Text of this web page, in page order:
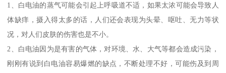
1、白电油的蒸气可能会引起上呼吸道不适，如果太浓可能会导致人
体缺痒，摄入得太多的话，人们还会表现为头晕、呕吐、无力等状
况，对人们皮肤的伤害也是不小。
2、白电油因为是有害的气体，对环境、水、大气等都会造成污染，
刚刚有说到白电油容易爆燃的缺点，不断处理不好，可能伤及到周